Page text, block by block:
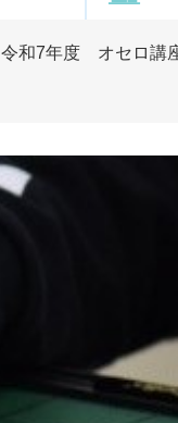
令和7年度 オセロ講